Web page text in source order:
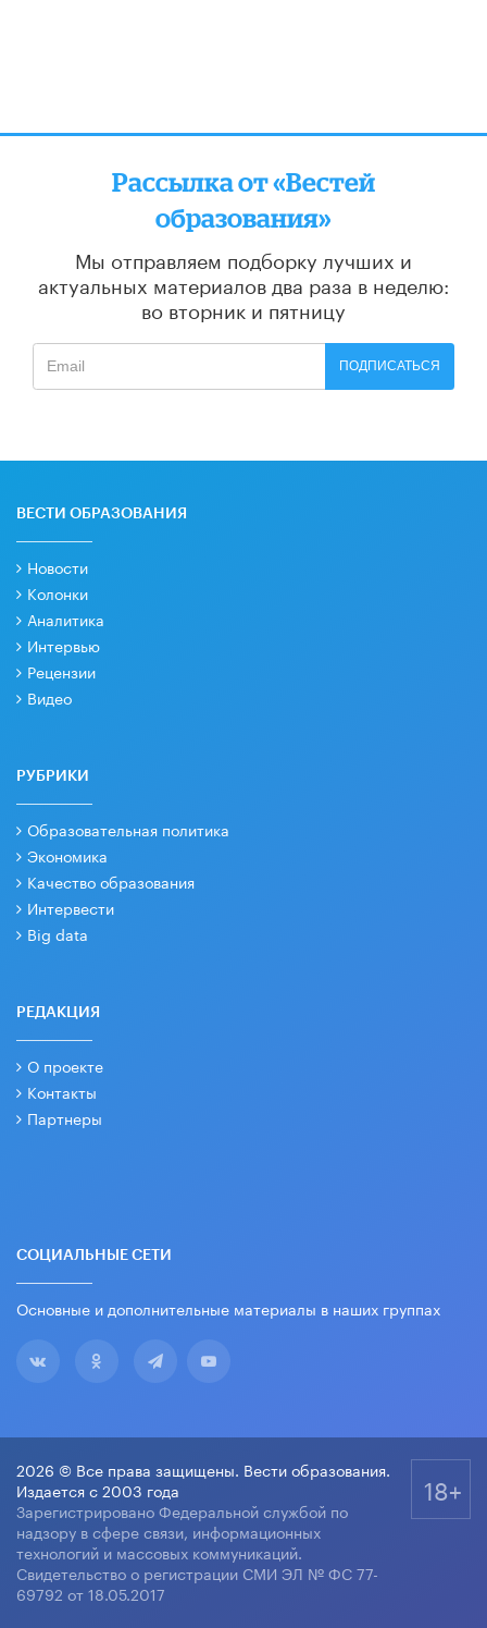
Рассылка от «Вестей
образования»
Мы отправляем подборку лучших и
актуальных материалов два раза в неделю:
во вторник и пятницу
ПОДПИСАТЬСЯ
ВЕСТИ ОБРАЗОВАНИЯ
Новости
Колонки
Аналитика
Интервью
Рецензии
Видео
РУБРИКИ
Образовательная политика
Экономика
Качество образования
Интервести
Big data
РЕДАКЦИЯ
О проекте
Контакты
Партнеры
СОЦИАЛЬНЫЕ СЕТИ
Основные и дополнительные материалы в наших группах
2026 © Все права защищены. Вести образования.
Издается с 2003 года
Зарегистрировано Федеральной службой по
надзору в сфере связи, информационных
технологий и массовых коммуникаций.
Свидетельство о регистрации СМИ ЭЛ № ФС 77-
69792 от 18.05.2017
18+